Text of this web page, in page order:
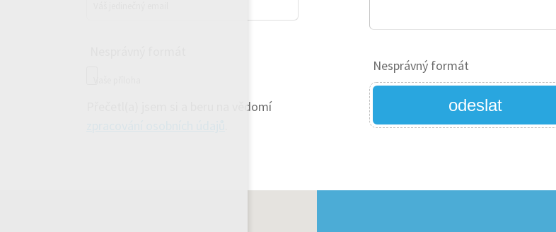
Přečetl(a) jsem si a beru na vědomí
Nesprávný formát
odeslat